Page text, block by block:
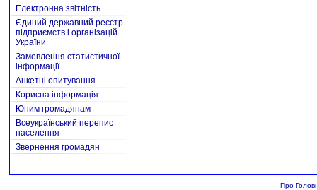
Електронна звітність
Єдиний державний реєстр
підприємств і організацій
України
Замовлення статистичної
інформації
Анкетні опитування
Корисна інформація
Юним громадянам
Всеукраїнський перепис
населення
Звернення громадян
Про